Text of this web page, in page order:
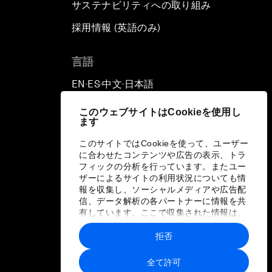
このウェブサイトはCookieを使用し
ます
このサイトではCookieを使って、ユーザー
に合わせたコンテンツや広告の表示、トラ
フィックの分析を行っています。またユー
ザーによるサイトの利用状況についても情
報を収集し、ソーシャルメディアや広告配
信、データ解析の各パートナーに情報を共
有しています。ここで収集された情報は、
ユーザーが各パートナーに提供した他の情
報や各パートナーのサービスを使用した際
に収集された情報と組み合わされ、各パー
トナーによって使用されることがありま
全て許可
拒否
サステナビリティへの取り組み
採用情報 (英語のみ)
言語
EN ▪ ES▪中文▪ 日本語